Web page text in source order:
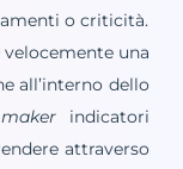
o criticità.
una
all’interno dello
indicatori
attraverso